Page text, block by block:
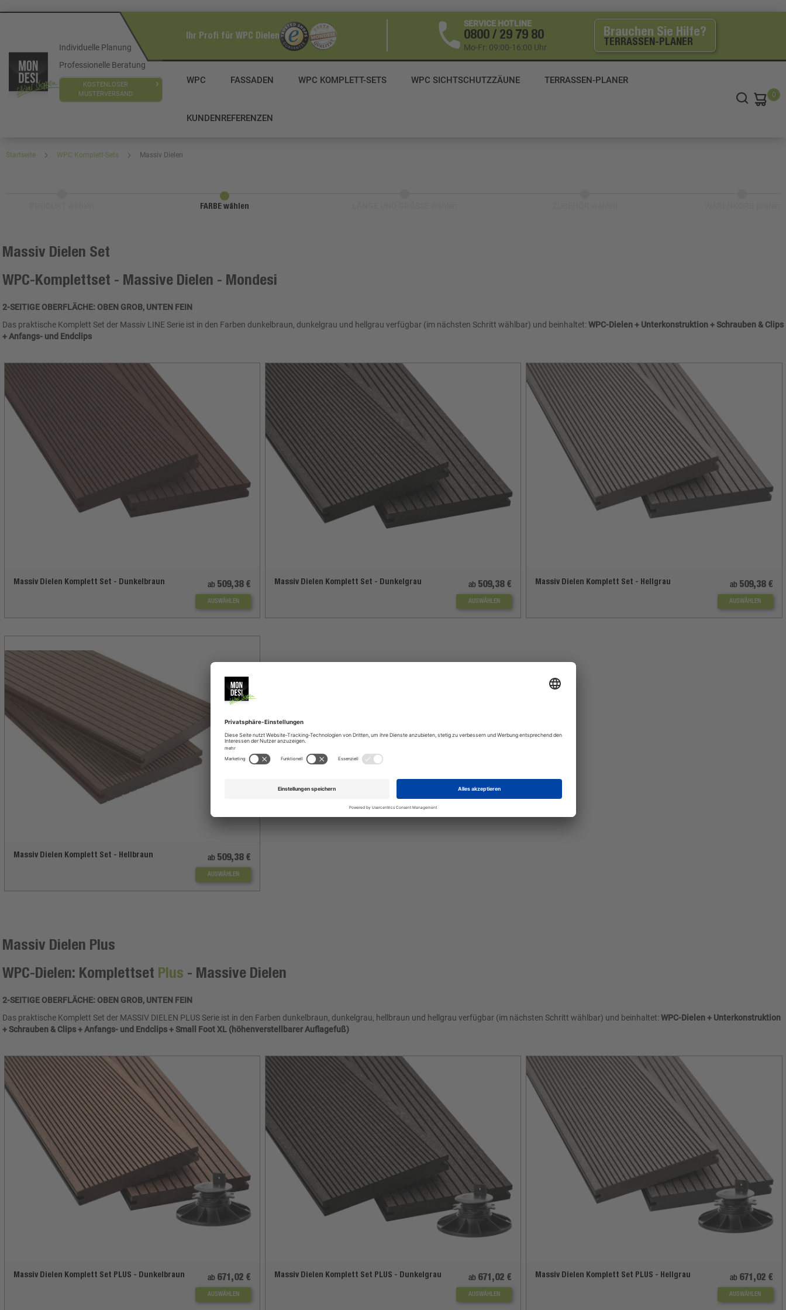
Ihr Profi für WPC Dielen
SERVICE HOTLINE
0800 / 29 79 80
Mo-Fr: 09:00-16:00 Uhr
Brauchen Sie Hilfe?
TERRASSEN-PLANER
WPC FASSADEN WPC KOMPLETT-SETS WPC SICHTSCHUTZZÄUNE TERRASSEN-PLANER
KUNDENREFERENZEN
0
Individuelle Planung
Professionelle Beratung
KOSTENLOSER
MUSTERVERSAND
Startseite WPC Komplett-Sets Massiv Dielen
FARBE wählen
Massiv Dielen Set
WPC-Komplettset - Massive Dielen - Mondesi
2-SEITIGE OBERFLÄCHE: OBEN GROB, UNTEN FEIN
Das praktische Komplett Set der Massiv LINE Serie ist in den Farben dunkelbraun, dunkelgrau und hellgrau verfügbar (im nächsten Schritt wählbar) und beinhaltet: WPC-Dielen + Unterkonstruktion + Schrauben & Clips
+ Anfangs- und Endclips
Massiv Dielen Komplett Set - Dunkelbraun ab 509,38 €
AUSWÄHLEN
Massiv Dielen Komplett Set - Dunkelgrau ab 509,38 €
AUSWÄHLEN
Massiv Dielen Komplett Set - Hellgrau ab 509,38 €
AUSWÄHLEN
Massiv Dielen Komplett Set - Hellbraun ab 509,38 €
AUSWÄHLEN
Massiv Dielen Plus
WPC-Dielen: Komplettset Plus - Massive Dielen
2-SEITIGE OBERFLÄCHE: OBEN GROB, UNTEN FEIN
Das praktische Komplett Set der MASSIV DIELEN PLUS Serie ist in den Farben dunkelbraun, dunkelgrau, hellbraun und hellgrau verfügbar (im nächsten Schritt wählbar) und beinhaltet: WPC-Dielen + Unterkonstruktion
+ Schrauben & Clips + Anfangs- und Endclips + Small Foot XL (höhenverstellbarer Auflagefuß)
Massiv Dielen Komplett Set PLUS - Dunkelbraun ab 671,02 €
AUSWÄHLEN
Massiv Dielen Komplett Set PLUS - Dunkelgrau ab 671,02 €
AUSWÄHLEN
Massiv Dielen Komplett Set PLUS - Hellgrau ab 671,02 €
AUSWÄHLEN